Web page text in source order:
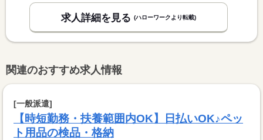
求人詳細を見る (ハローワークより転載)
関連のおすすめ求人情報
[一般派遣]
【時短勤務・扶養範囲内OK】日払いOK♪ペッ
ト用品の検品・格納